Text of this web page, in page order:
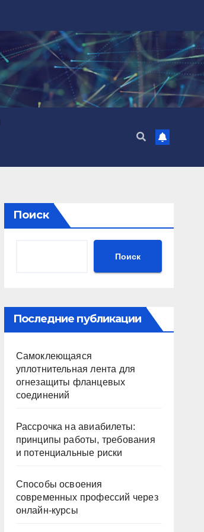
Поиск
Поиск
Последние публикации
Самоклеющаяся
уплотнительная лента для
огнезащиты фланцевых
соединений
Рассрочка на авиабилеты:
принципы работы, требования
и потенциальные риски
Способы освоения
современных профессий через
онлайн-курсы